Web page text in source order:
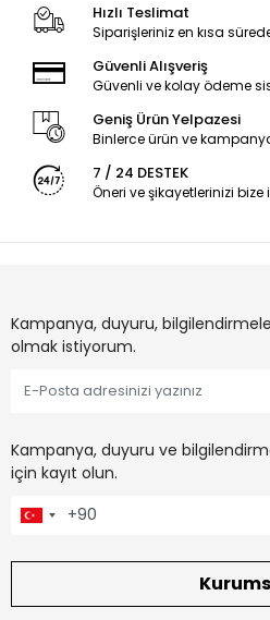
Hızlı Teslimat
Siparişleriniz en kısa
Güvenli Alışveriş
Güvenli ve kolay ödeme
Geniş Ürün Yelpazesi
Binlerce ürün ve
7 / 24 DESTEK
Öneri ve şikayetlerinizi bize
Kampanya, duyuru,
olmak istiyorum.
Kampanya, duyuru ve
için kayıt olun.